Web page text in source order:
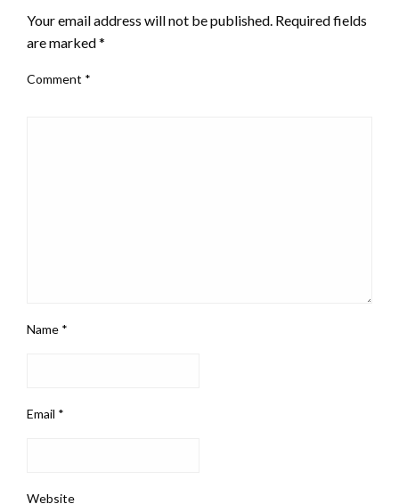
Your email address will not be published. Required fields
are marked*
Comment *
Name *
Email *
Website